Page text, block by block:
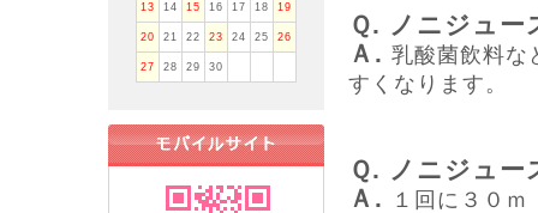
Ｑ. ノニジュ
Ａ. 乳酸菌飲料な
すくなります。
Ｑ. ノニジュ
Ａ.
１回に３０
13 14 15 16 17 18 19
20 21 22 23 24 25 26
27 28 29 30